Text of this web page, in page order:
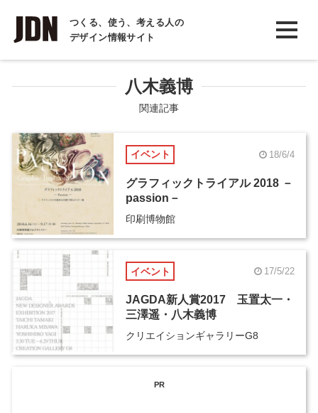
つくる、使う、考える人の
デザイン情報サイト
INTERVIEW
インタビュー
COLUMN
コラム
八木義博
関連記事
イベント 18/6/4
グラフィックトライアル 2018 －
passion－
印刷博物館
イベント 17/5/22
JAGDA新人賞2017 玉置太一・
三澤遥・八木義博
クリエイションギャラリーG8
PR